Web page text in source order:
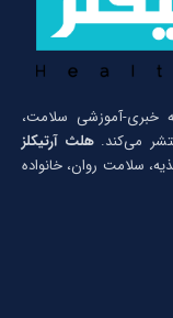
مجله خبری-آموزشی سلامت،
می‌کند.هلث آرتیکلز
سلامت روان، خانواده